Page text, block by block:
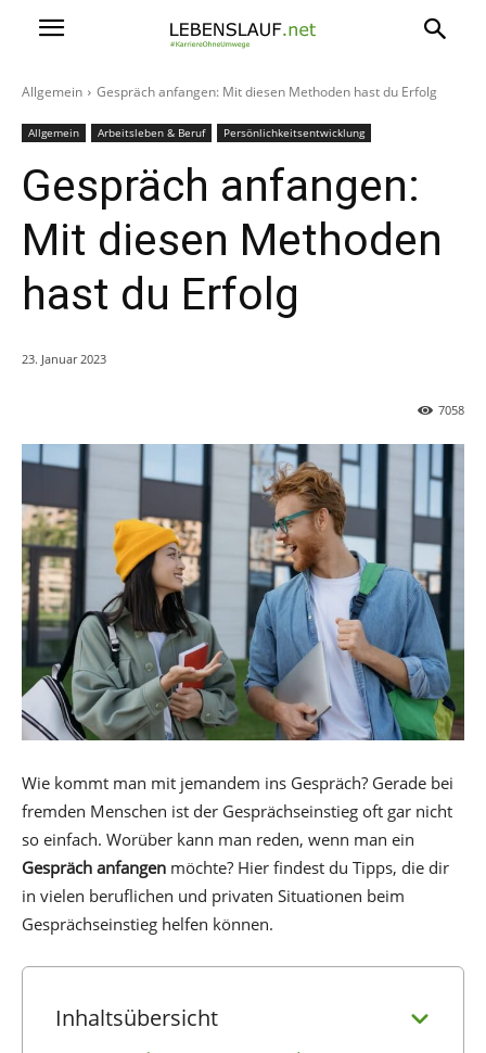
Allgemein Gespräch anfangen: Mit diesen Methoden hast du Erfolg
Allgemein Arbeitsleben & Beruf Persönlichkeitsentwicklung
Gespräch anfangen:
Mit diesen Methoden
hast du Erfolg
23. Januar 2023
7058
Wie kommt man mit jemandem ins Gespräch? Gerade bei
fremden Menschen ist der Gesprächseinstieg oft gar nicht
so einfach. Worüber kann man reden, wenn man ein
Gespräch anfangen möchte? Hier findest du Tipps, die dir
in vielen beruflichen und privaten Situationen beim
Gesprächseinstieg helfen können.
Inhaltsübersicht